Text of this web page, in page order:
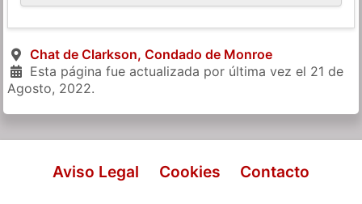
Chat de Clarkson, Condado de Monroe
Esta página fue actualizada por última vez el 21 de
Agosto, 2022.
Aviso Legal Cookies Contacto